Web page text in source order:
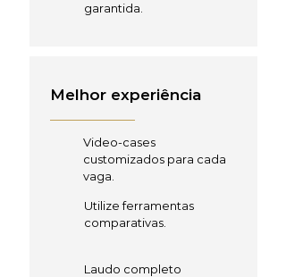
garantida.
Melhor experiência
Video-cases
customizados para cada
vaga.
Utilize ferramentas
comparativas.
Laudo completo